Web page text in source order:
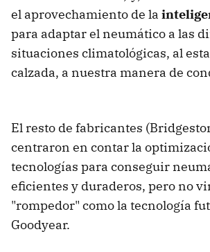
el aprovechamiento de la
para adaptar el neumático a las
situaciones climatológicas, al
calzada, a nuestra manera de
El resto de fabricantes
centraron en contar la
tecnologías para conseguir
eficientes y duraderos, pero no
"rompedor" como la tecnología
Goodyear.